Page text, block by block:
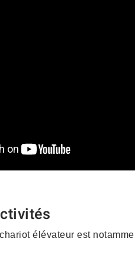
élévateur est